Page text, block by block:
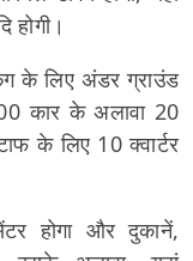
होगी।
के लिए अंडर ग्राउंड
कार के अलावा 20
के लिए 10 क्वार्टर
होगा और दुकानें,